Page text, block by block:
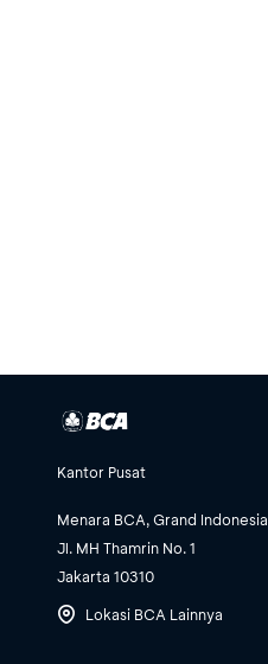
Kantor Pusat
Menara BCA, Grand Indonesia
Jl. MH Thamrin No. 1
Jakarta 10310
Lokasi BCA Lainnya